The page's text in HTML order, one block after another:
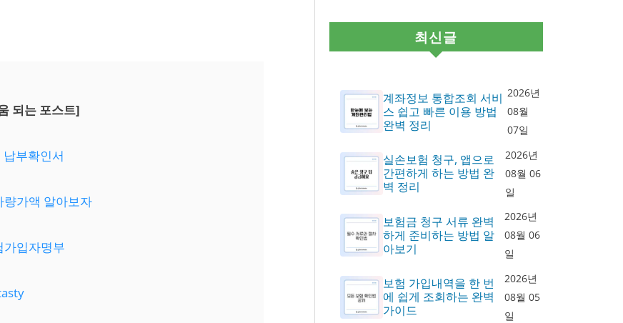
되는 포스트]
부확인서
가액 알아보자
입자명부
최신글
계좌정보 통합조회 서비
스 쉽고 빠른 이용 방법
완벽 정리
2026년
08월
07일
실손보험 청구, 앱으로
간편하게 하는 방법 완
벽 정리
2026년
08월 06
일
보험금 청구 서류 완벽
하게 준비하는 방법 알
아보기
2026년
08월 06
일
보험 가입내역을 한 번
에 쉽게 조회하는 완벽
가이드
2026년
08월 05
일